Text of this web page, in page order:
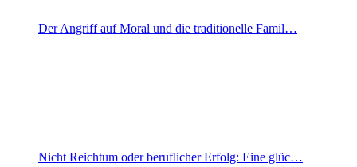
Der Angriff auf Moral und die traditionelle Famil…
Nicht Reichtum oder beruflicher Erfolg: Eine glüc…